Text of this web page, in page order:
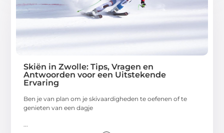
Skiën in Zwolle: Tips, Vragen en
Antwoorden voor een Uitstekende
Ervaring
Ben je van plan om je skivaardigheden te oefenen of te
genieten van een dagje